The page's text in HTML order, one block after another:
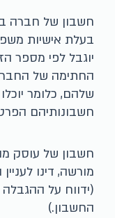
חשבון של חברה
בעלת אישיות
יוגבל לפי מספר
החתימה של
שלהם, כלומר
חשבונותיהם
חשבון של עוסק
מורשה, דינו
(ידווח על
החשבון.)